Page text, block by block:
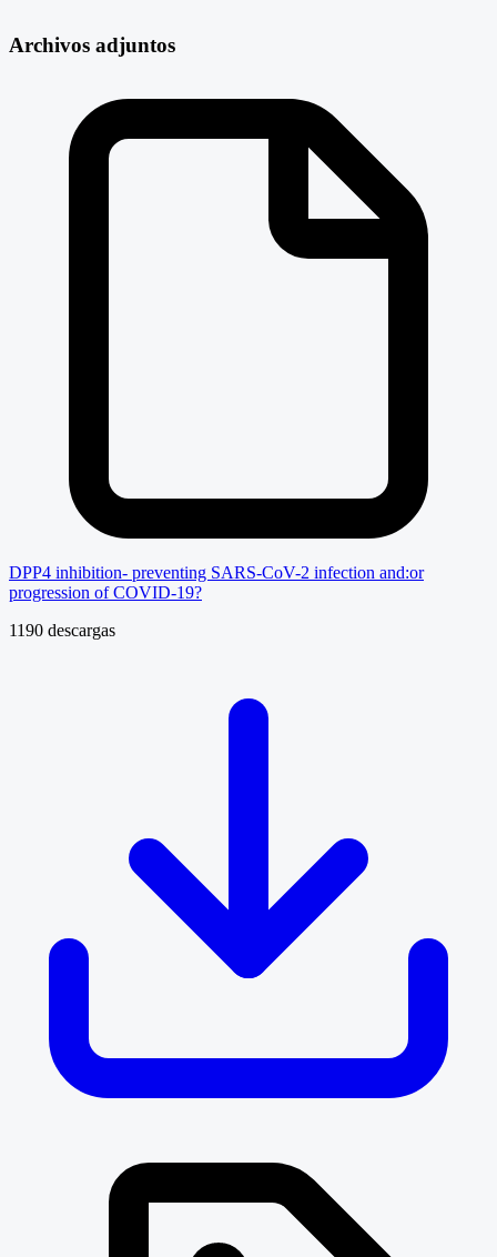
Archivos adjuntos
DPP4 inhibition- preventing SARS-CoV-2 infection and:or
progression of COVID-19?
1190 descargas